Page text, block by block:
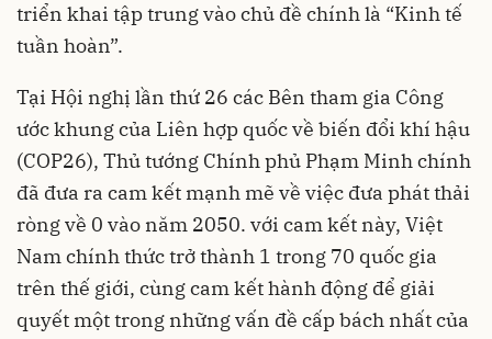
triển khai tập trung vào chủ đề chính là “Kinh tế
tuần hoàn”.
Tại Hội nghị lần thứ 26 các Bên tham gia Công
ước khung của Liên hợp quốc về biến đổi khí hậu
(COP26), Thủ tướng Chính phủ Phạm Minh chính
đã đưa ra cam kết mạnh mẽ về việc đưa phát thải
ròng về 0 vào năm 2050. với cam kết này, Việt
Nam chính thức trở thành 1 trong 70 quốc gia
trên thế giới, cùng cam kết hành động để giải
quyết một trong những vấn đề cấp bách nhất của